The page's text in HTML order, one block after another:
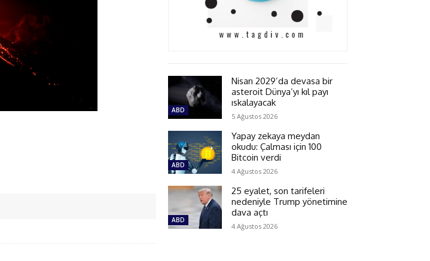
ABD
Nisan 2029’da devasa bir
asteroit Dünya’yı kıl payı
ıskalayacak
5 Ağustos 2026
ABD
Yapay zekaya meydan
okudu: Çalması için 100
Bitcoin verdi
4 Ağustos 2026
ABD
25 eyalet, son tarifeleri
nedeniyle Trump yönetimine
dava açtı
4 Ağustos 2026